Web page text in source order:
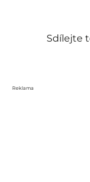
Sdílejte
Reklama